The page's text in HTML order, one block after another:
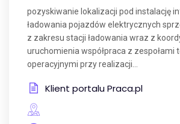
pozyskiwanie lokalizacji pod instalację
ładowania pojazdów elektrycznych
z zakresu stacji ładowania wraz z
uruchomienia współpraca z zespołami
operacyjnymi przy realizacji...
Klient portalu Praca.pl